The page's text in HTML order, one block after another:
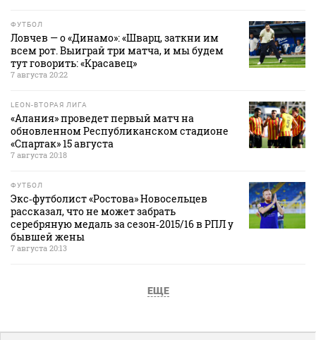
ФУТБОЛ
Ловчев — о «Динамо»: «Шварц, заткни им
всем рот. Выиграй три матча, и мы будем
тут говорить: «Красавец»
7 августа 20:22
LEON-ВТОРАЯ ЛИГА
«Алания» проведет первый матч на
обновленном Республиканском стадионе
«Спартак» 15 августа
7 августа 20:18
ФУТБОЛ
Экс‑футболист «Ростова» Новосельцев
рассказал, что не может забрать
серебряную медаль за сезон‑2015/16 в РПЛ у
бывшей жены
7 августа 20:13
ЕЩЕ